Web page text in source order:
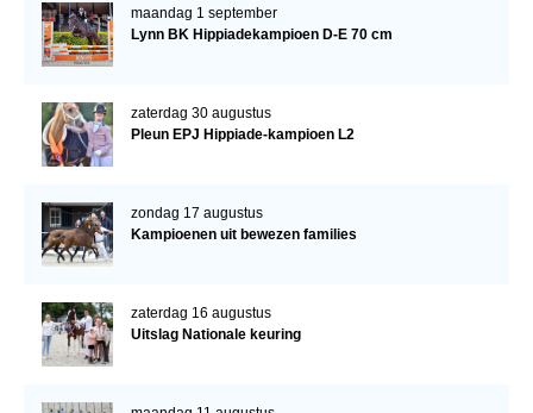
maandag 1 september
Lynn BK Hippiadekampioen D-E 70 cm
zaterdag 30 augustus
Pleun EPJ Hippiade-kampioen L2
zondag 17 augustus
Kampioenen uit bewezen families
zaterdag 16 augustus
Uitslag Nationale keuring